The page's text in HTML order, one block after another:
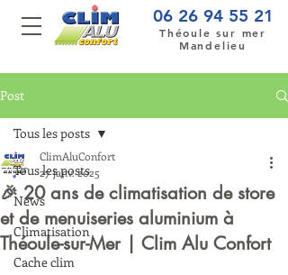
06 26 94 55 21
Théoule sur mer
Mandelieu
Post
Tous les posts
News
Climatisation
Cache clim
Tous les posts
🎉 20 ans de climatisation de store
et de menuiseries aluminium à
Théoule-sur-Mer | Clim Alu Confort
ClimAluConfort
27 janv. 2025